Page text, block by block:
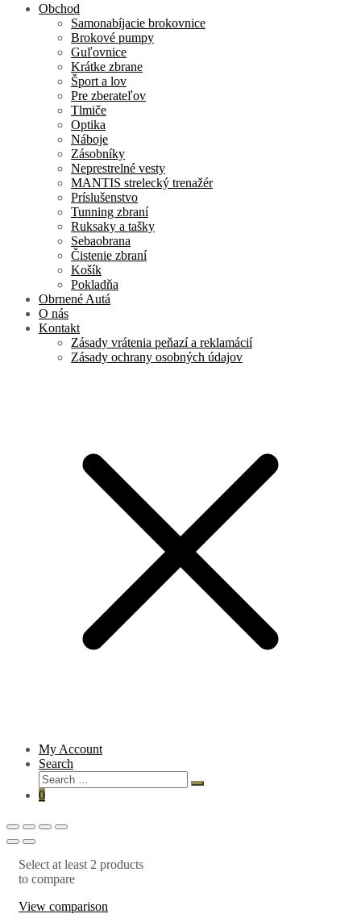
Obchod
Samonabíjacie brokovnice
Brokové pumpy
Guľovnice
Krátke zbrane
Šport a lov
Pre zberateľov
Tlmiče
Optika
Náboje
Zásobníky
Neprestrelné vesty
MANTIS strelecký trenažér
Príslušenstvo
Tunning zbraní
Ruksaky a tašky
Sebaobrana
Čistenie zbraní
Košík
Pokladňa
Obrnené Autá
O nás
Kontakt
Zásady vrátenia peňazí a reklamácií
Zásady ochrany osobných údajov
My Account
Search
0
Select at least 2 products
to compare
View comparison